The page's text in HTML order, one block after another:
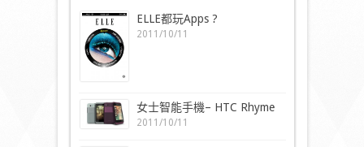
ELLE都玩Apps ?
2011/10/11
女士智能手機– HTC Rhyme
2011/10/11